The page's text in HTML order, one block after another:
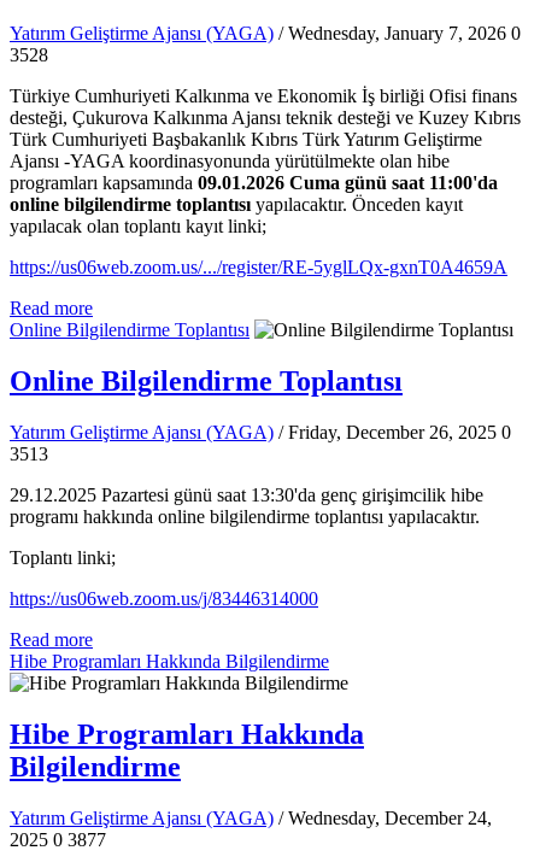
Yatırım Geliştirme Ajansı (YAGA) / Wednesday, January 7, 2026 0
3528
Türkiye Cumhuriyeti Kalkınma ve Ekonomik İş birliği Ofisi finans
desteği, Çukurova Kalkınma Ajansı teknik desteği ve Kuzey Kıbrıs
Türk Cumhuriyeti Başbakanlık Kıbrıs Türk Yatırım Geliştirme
Ajansı -YAGA koordinasyonunda yürütülmekte olan hibe
programları kapsamında 09.01.2026 Cuma günü saat 11:00'da
online bilgilendirme toplantısı yapılacaktır. Önceden kayıt
yapılacak olan toplantı kayıt linki;
https://us06web.zoom.us/.../register/RE-5yglLQx-gxnT0A4659A
Read more
Online Bilgilendirme Toplantısı
Online Bilgilendirme Toplantısı
Yatırım Geliştirme Ajansı (YAGA) / Friday, December 26, 2025 0
3513
29.12.2025 Pazartesi günü saat 13:30'da genç girişimcilik hibe
programı hakkında online bilgilendirme toplantısı yapılacaktır.
Toplantı linki;
https://us06web.zoom.us/j/83446314000
Read more
Hibe Programları Hakkında Bilgilendirme
Hibe Programları Hakkında
Bilgilendirme
Yatırım Geliştirme Ajansı (YAGA) / Wednesday, December 24,
2025 0 3877